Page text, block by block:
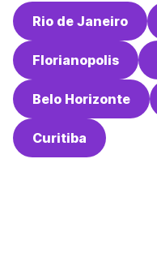
Rio de Janeiro
Florianopolis
Belo Horizonte
Curitiba